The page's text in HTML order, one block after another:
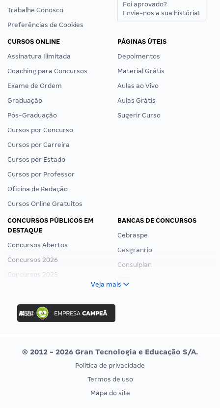
Trabalhe Conosco
Preferências de Cookies
Foi aprovado?
Envie-nos a sua história!
CURSOS ONLINE
Assinatura Ilimitada
Coaching para Concursos
Exame de Ordem
Graduação
Pós-Graduação
Cursos por Concurso
Cursos por Carreira
Cursos por Estado
Cursos por Professor
Oficina de Redação
Cursos Online Gratuitos
PÁGINAS ÚTEIS
Depoimentos
Material Grátis
Aulas ao Vivo
Aulas Grátis
Sugerir Curso
CONCURSOS PÚBLICOS EM
DESTAQUE
Concursos Abertos
Concursos 2026
Concursos 2025
Concurso Ibama
Concurso MPU
Editais publicados
BANCAS DE CONCURSOS
Cebraspe
Cesgranrio
Consulplan
Vunesp
CONCURSOS POR PROFISSÃO
EXAME DE ORDEM
Veja mais
© 2012 - 2026 Gran Tecnologia e Educação S/A.
Política de privacidade
Termos de uso
Mapa do site